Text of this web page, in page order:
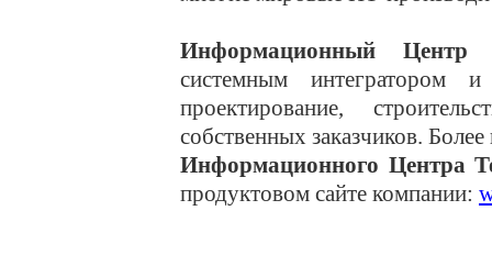
Информационный Центр
системным интегратором
проектирование,
собственных заказчиков.
Информационного Центра
продуктовом сайте компании: